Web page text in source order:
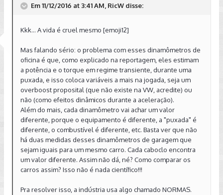
Em 11/12/2016 at 3:41 AM, RicW disse:
Kkk... A vida é cruel mesmo [emoji12]
Mas falando sério: o problema com esses dinamômetros de
oficina é que, como explicado na reportagem, eles estimam
a potência e o torque em regime transiente, durante uma
puxada, e isso coloca variáveis a mais na jogada, seja um
overboost proposital (que não existe na VW, acredite) ou
não (como efeitos dinâmicos durante a aceleração).
Além do mais, cada dinamômetro vai achar um valor
diferente, porque o equipamento é diferente, a "puxada" é
diferente, o combustível é diferente, etc. Basta ver que não
há duas medidas desses dinamômetros de garagem que
sejam iguais para um mesmo carro. Cada caboclo encontra
um valor diferente. Assim não dá, né? Como comparar os
carros assim? Isso não é nada científico!!!
Pra resolver isso, a indústria usa algo chamado NORMAS.